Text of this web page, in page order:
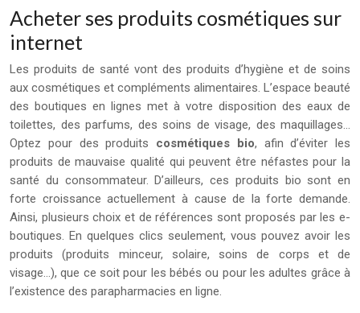
Acheter ses produits cosmétiques sur
internet
Les produits de santé vont des produits d’hygiène et de soins
aux cosmétiques et compléments alimentaires. L’espace beauté
des boutiques en lignes met à votre disposition des eaux de
toilettes, des parfums, des soins de visage, des maquillages…
Optez pour des produits cosmétiques bio, afin d’éviter les
produits de mauvaise qualité qui peuvent être néfastes pour la
santé du consommateur. D’ailleurs, ces produits bio sont en
forte croissance actuellement à cause de la forte demande.
Ainsi, plusieurs choix et de références sont proposés par les e-
boutiques. En quelques clics seulement, vous pouvez avoir les
produits (produits minceur, solaire, soins de corps et de
visage…), que ce soit pour les bébés ou pour les adultes grâce à
l’existence des parapharmacies en ligne.